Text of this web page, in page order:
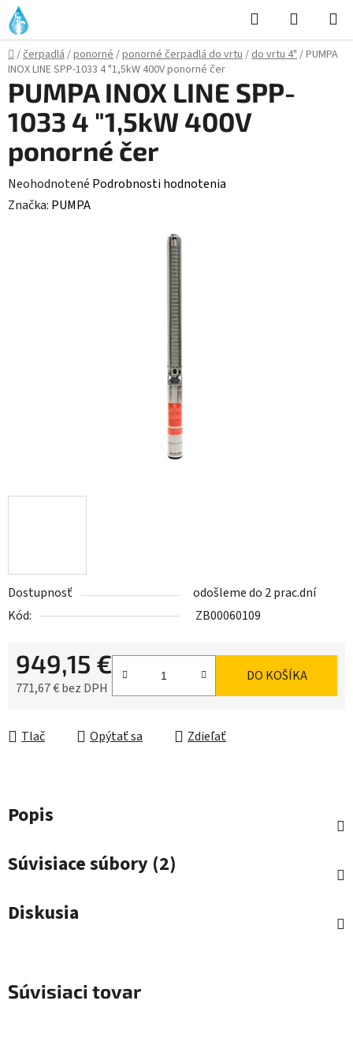
Prejsť
na
obsah
Hľadať
KOŠÍK
Domov
/čerpadlá/ponorné/ponorné čerpadlá do vrtu/do vrtu 4"/PUMPA
INOX LINE SPP-1033 4 "1,5kW 400V ponorné čer
Dostupnosť
odošleme do 2 prac.dní
Kód:
ZB00060109
949,15 €
771,67 € bez DPH
DO KOŠÍKA
Tlač Opýtať sa Zdieľať
PUMPA INOX LINE SPP-
1033 4 "1,5kW 400V
ponorné čer
Priemerné
hodnotenie
Neohodnotené Podrobnosti hodnotenia
Značka: PUMPA
Popis
Súvisiace súbory (2)
Diskusia
Súvisiaci tovar